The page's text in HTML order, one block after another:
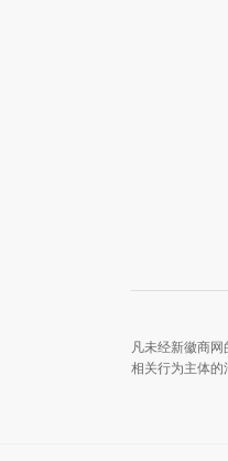
凡未经新徽商
相关行为主体的